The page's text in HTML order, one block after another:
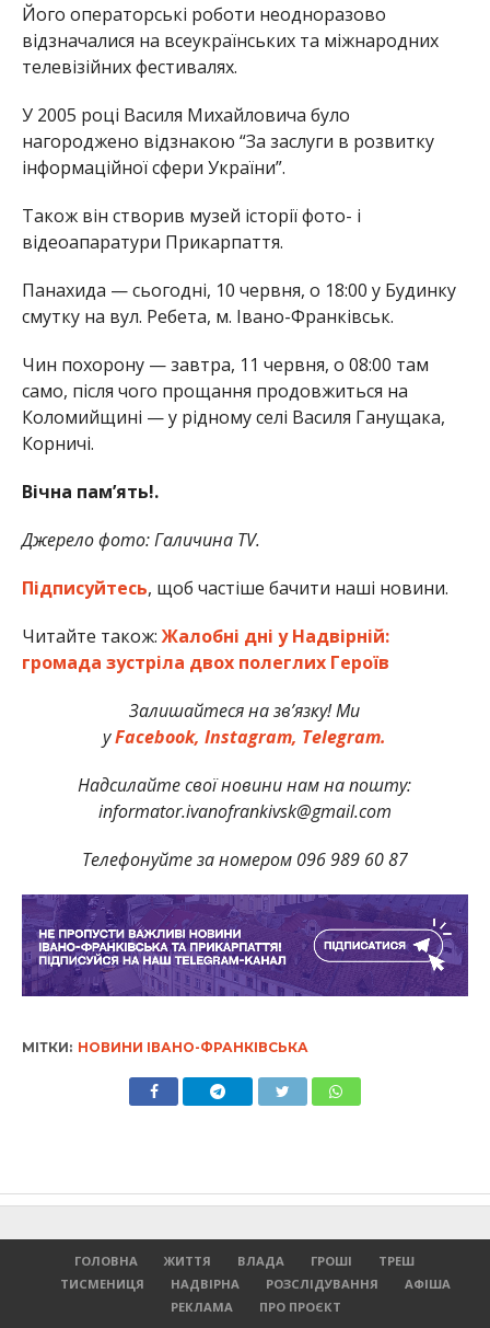
Його операторські роботи неодноразово
відзначалися на всеукраїнських та міжнародних
телевізійних фестивалях.
У 2005 році Василя Михайловича було
нагороджено відзнакою “За заслуги в розвитку
інформаційної сфери України”.
Також він створив музей історії фото- і
відеоапаратури Прикарпаття.
Панахида — сьогодні, 10 червня, о 18:00 у Будинку
смутку на вул. Ребета, м. Івано-Франківськ.
Чин похорону — завтра, 11 червня, о 08:00 там
само, після чого прощання продовжиться на
Коломийщині — у рідному селі Василя Ганущака,
Корничі.
Вічна пам’ять!.
Джерело фото: Галичина TV.
Підписуйтесь, щоб частіше бачити наші новини.
Читайте також:Жалобні дні у Надвірній:
громада зустріла двох полеглих Героїв
Залишайтеся на зв’язку! Ми
уFacebook,Instagram, Telegram.
Надсилайте свої новини нам на пошту:
informator.ivanofrankivsk@gmail.com
Телефонуйте за номером 096 989 60 87
МІТКИ: НОВИНИ ІВАНО-ФРАНКІВСЬКА
ГОЛОВНА ЖИТТЯ ВЛАДА ГРОШІ
ТРЕШ
ТИСМЕНИЦЯ
НАДВІРНА РОЗСЛІДУВАННЯ
АФІША
РЕКЛАМА
ПРО ПРОЄКТ